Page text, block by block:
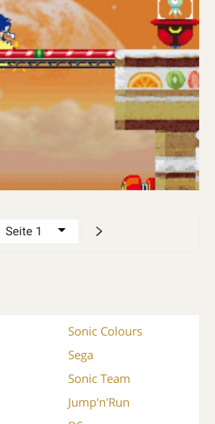
Sonic Colours
Sega
Sonic Team
Jump'n'Run